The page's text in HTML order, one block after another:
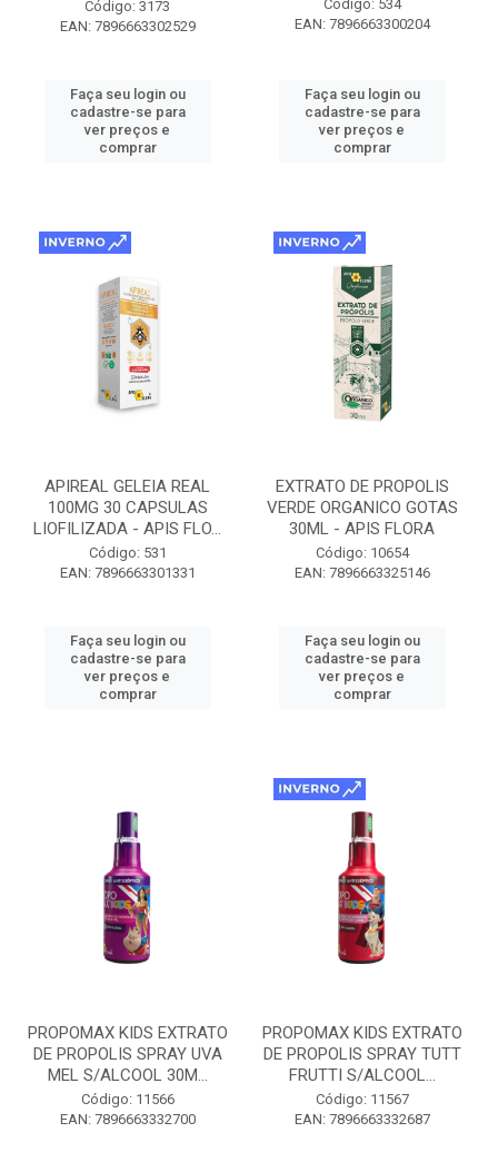
Código: 3173
EAN: 7896663302529
Faça seu login ou
cadastre-se para
ver preços e
comprar
Código: 534
EAN: 7896663300204
Faça seu login ou
cadastre-se para
ver preços e
comprar
APIREAL GELEIA REAL
100MG 30 CAPSULAS
LIOFILIZADA - APIS FLO...
Código: 531
EAN: 7896663301331
Faça seu login ou
cadastre-se para
ver preços e
comprar
EXTRATO DE PROPOLIS
VERDE ORGANICO GOTAS
30ML - APIS FLORA
Código: 10654
EAN: 7896663325146
Faça seu login ou
cadastre-se para
ver preços e
comprar
PROPOMAX KIDS EXTRATO
DE PROPOLIS SPRAY UVA
MEL S/ALCOOL 30M...
Código: 11566
EAN: 7896663332700
PROPOMAX KIDS EXTRATO
DE PROPOLIS SPRAY TUTT
FRUTTI S/ALCOOL...
Código: 11567
EAN: 7896663332687